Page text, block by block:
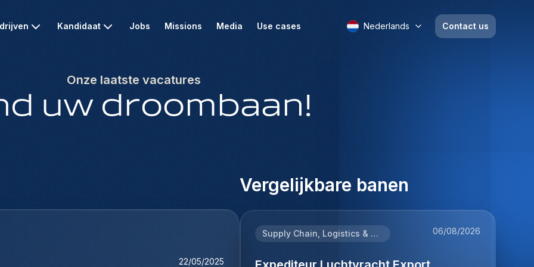
Kandidaat Jobs Missions Media Use cases Nederlands Contact us
Onze laatste vacatures
uw droombaan!
22/05/2025
Vergelijkbare banen
Supply Chain, Logistics & Procurement 06/08/2026